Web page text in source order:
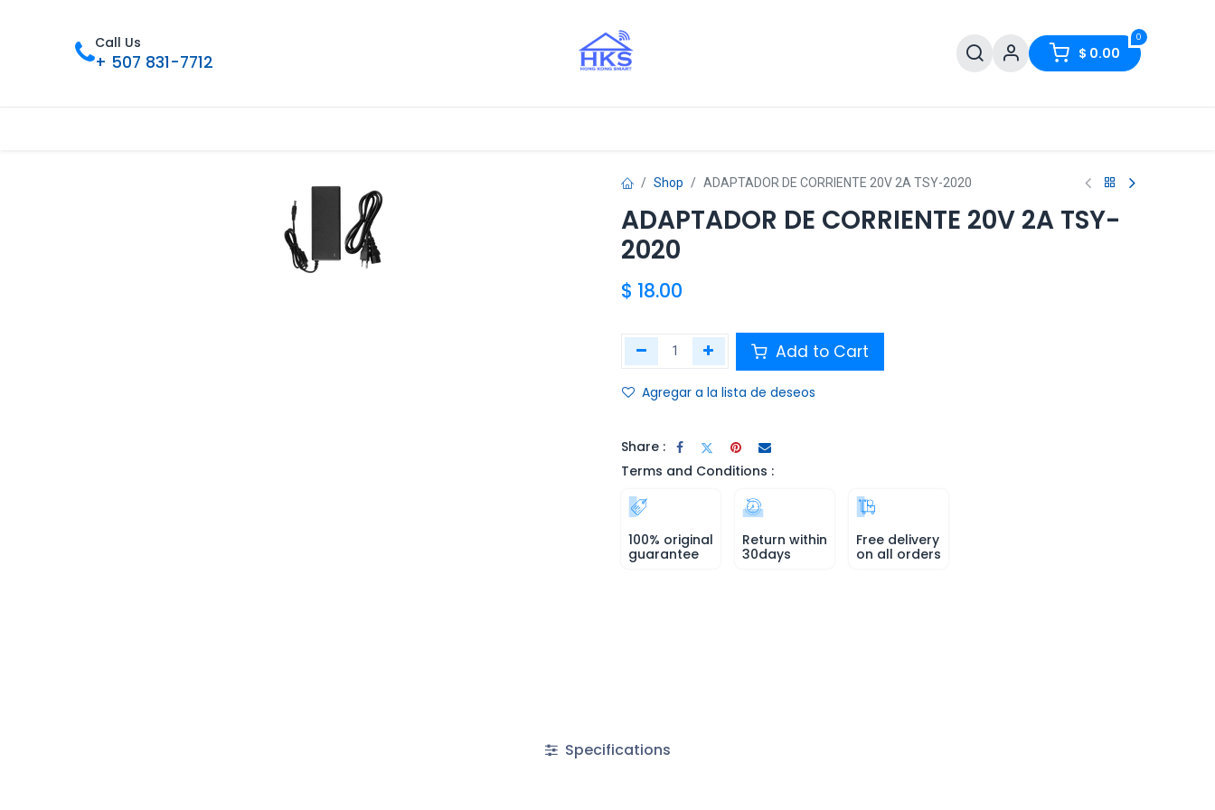
Call Us
+ 507 831-7712
0
$ 0.00
Shop ADAPTADOR DE CORRIENTE 20V 2A TSY-2020
ADAPTADOR DE CORRIENTE 20V 2A TSY-
2020
$ 18.00
Add to Cart
Agregar a la lista de deseos
Share :
Terms and Conditions :
100% original
guarantee
Return within
30days
Free delivery
on all orders
Specifications